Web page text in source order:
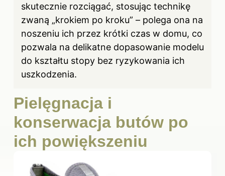
skutecznie rozciągać, stosując technikę
zwaną „krokiem po kroku” – polega ona na
noszeniu ich przez krótki czas w domu, co
pozwala na delikatne dopasowanie modelu
do kształtu stopy bez ryzykowania ich
uszkodzenia.
Pielęgnacja i
konserwacja butów po
ich powiększeniu